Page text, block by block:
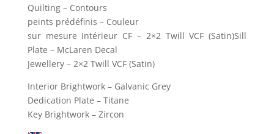
Quilting – Contours
peints prédéfinis – Couleur
sur mesure Intérieur CF – 2×2 Twill VCF (Satin)Sill
Plate – McLaren Decal
Jewellery – 2×2 Twill VCF (Satin)
Interior Brightwork – Galvanic Grey
Dedication Plate – Titane
Key Brightwork – Zircon